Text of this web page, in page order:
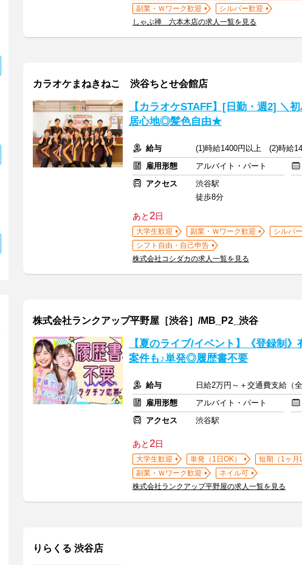
副業・Ｗワーク歓迎
シルバー歓迎
しゃぶ禅 六本木店の求人一覧を見る
カラオケまねきねこ 渋谷ちとせ会館店
【カラオケSTAFF】[日勤・週2] ＼
居心地◎髪色自由★
給与
(1)時給1400円以上 (2)時給
雇用形態
アルバイト・パート
アクセス
渋谷駅
徒歩8分
あと2日
大学生歓迎 副業・Ｗワーク歓迎 シルバ
シフト自由・自己申告
株式会社コシダカの求人一覧を見る
株式会社ランクアップ平野屋［渋谷］/MB_P2_渋谷
【夏のライブ/イベント】《登録制
案件も♪単発◎履歴書不要
給与
日給2万円～＋交通費支給（
雇用形態
アルバイト・パート
アクセス
渋谷駅
あと2日
大学生歓迎 単発（1日OK）
短期（1ヶ月
副業・Ｗワーク歓迎
ネイル可
株式会社ランクアップ平野屋の求人一覧を見る
りらくる 渋谷店